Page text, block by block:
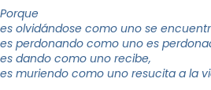
Porque
es olvidándose como uno se
es perdonando como uno es
es dando como uno recibe,
es muriendo como uno resucita a la